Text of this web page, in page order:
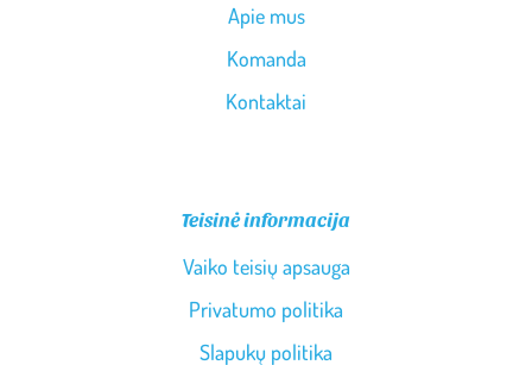
Apie mus
Komanda
Kontaktai
Teisinė informacija
Vaiko teisių apsauga
Privatumo politika
Slapukų politika